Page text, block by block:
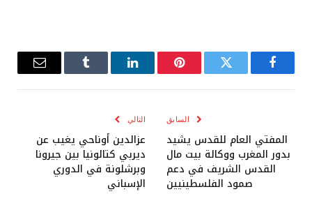
فيسبوك تويتر بينتيريستلينكدإن Tumblr
البريد
السابق
المفتي العام للقدس يشيد
بدور المغرب ووكالة بيت مال
القدس الشريف في دعم
صمود الفلسطينيين
التالي
عزالدين أوناحي يغيب عن
ديربي كتالونيا بين جيرونا
وبرشلونة في الدوري
الإسباني